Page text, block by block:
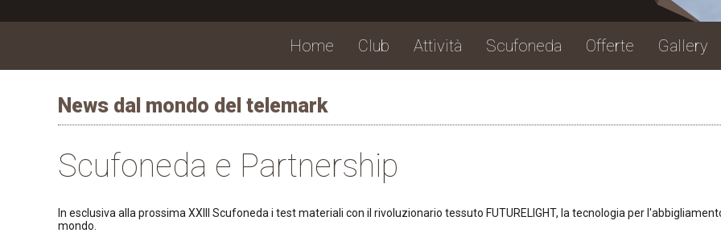
News dal mondo del telemark
Scufoneda e Partnership
In esclusiva alla prossima XXIII Scufoneda i test materiali con il rivoluzionario tessuto FUTURELIGHT, la tecnologia per
mondo.
Home Club Attività Scufoneda Offerte Gallery